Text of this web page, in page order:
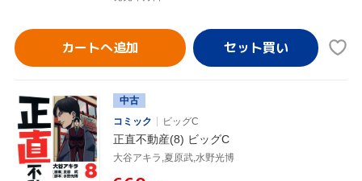
カートへ追加
中古
コミック
ビッグC
正直不動産(8) ビッグC
大谷アキラ,夏原武,水野光博